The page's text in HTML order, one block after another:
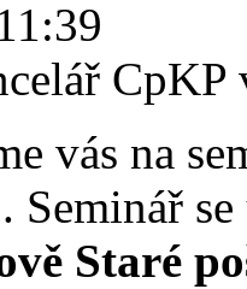
vás na
. Seminář
Staré